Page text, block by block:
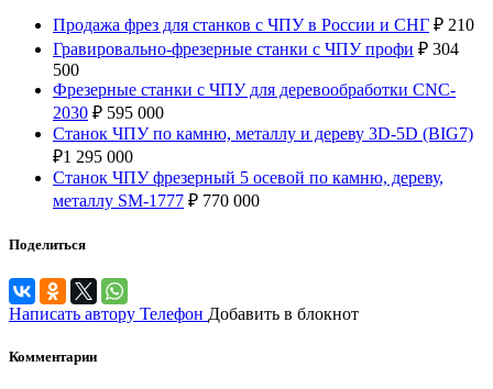
Продажа фрез для станков с ЧПУ в России и СНГ ₽ 210
Гравировально-фрезерные станки с ЧПУ профи ₽ 304
500
Фрезерные станки с ЧПУ для деревообработки CNC-
2030 ₽ 595 000
Станок ЧПУ по камню, металлу и дереву 3D-5D (BIG7)
₽1 295 000
Станок ЧПУ фрезерный 5 осевой по камню, дереву,
металлу SM-1777 ₽ 770 000
Поделиться
Написать автору Телефон Добавить в блокнот
Комментарии